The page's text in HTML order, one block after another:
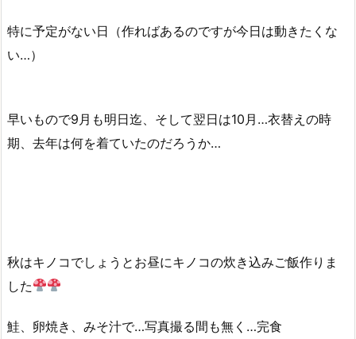
特に予定がない日（作ればあるのですが今日は動きたくな
い…）
早いもので9月も明日迄、そして翌日は10月…衣替えの時
期、去年は何を着ていたのだろうか…
秋はキノコでしょうとお昼にキノコの炊き込みご飯作りま
した
鮭、卵焼き、みそ汁で…写真撮る間も無く…完食